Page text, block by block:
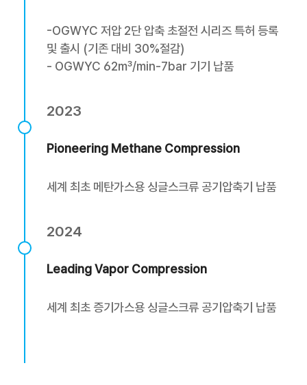
-OGWYC 저압 2단 압축 초절전 시리즈 특허 등록
및 출시 (기존 대비 30%절감)
- OGWYC 62m³/min-7bar 기기 납품
2023
Pioneering Methane Compression
세계 최초 메탄가스용 싱글스크류 공기압축기 납품
2024
Leading Vapor Compression
세계 최초 증기가스용 싱글스크류 공기압축기 납품